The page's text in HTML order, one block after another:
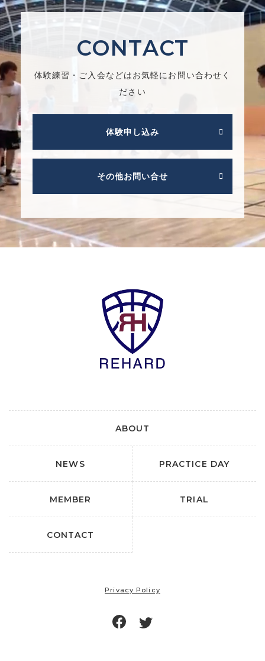
CONTACT
体験練習・ご入会などはお気軽にお問い合わせく
ださい
体験申し込み
その他お問い合せ
ABOUT
NEWS PRACTICE DAY
MEMBER TRIAL
CONTACT
Privacy Policy